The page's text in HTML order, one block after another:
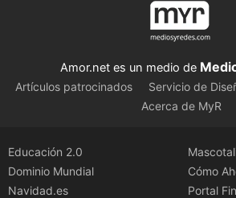
Amor.net es un medio de
Artículos patrocinados Servicio de
Acerca de MyR
Educación 2.0
Dominio Mundial
Navidad.es
Cómo
Portal